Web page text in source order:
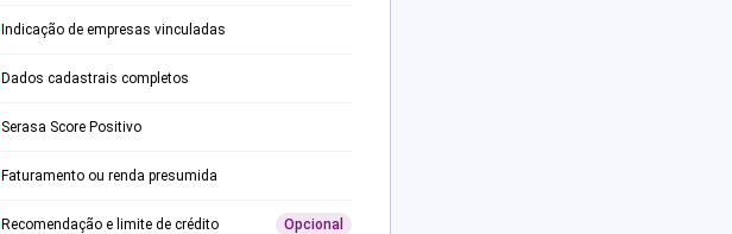
Indicação de empresas vinculadas
Dados cadastrais completos
Serasa Score Positivo
Faturamento ou renda presumida
Recomendação e limite de crédito Opcional